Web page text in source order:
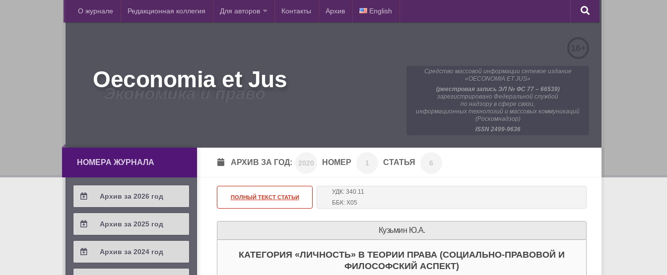
О журнале Редакционная коллегия Для авторов Контакты Архив English
Oeconomia et Jus
Экономика и право
Средство массовой информации сетевое издание
«OECONOMIA ET JUS»
(реестровая запись ЭЛ № ФС 77 – 66539)
зарегистрировано Федеральной службой
по надзору в сфере связи,
информационных технологий и массовых коммуникаций
(Роскомнадзор)
ISSN 2499-9636
АРХИВ ЗА ГОД: 2020 НОМЕР 1 СТАТЬЯ 6
ПОЛНЫЙ ТЕКСТ СТАТЬИ
УДК: 340.11
ББК: Х05
Кузьмин Ю.А.
КАТЕГОРИЯ «ЛИЧНОСТЬ» В ТЕОРИИ ПРАВА (СОЦИАЛЬНО-ПРАВОВОЙ И
ФИЛОСОФСКИЙ АСПЕКТ)
НОМЕРА ЖУРНАЛА
Архив за 2026 год
2026 / #2
2026 / #1
Архив за 2025 год
2025 / #4
2025 / #3
Архив за 2024 год
2024 / #4